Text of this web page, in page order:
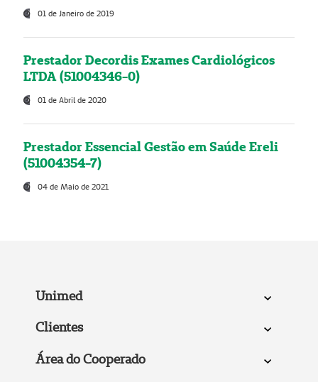
01 de Janeiro de 2019
Prestador Decordis Exames Cardiológicos
LTDA (51004346-0)
01 de Abril de 2020
Prestador Essencial Gestão em Saúde Ereli
(51004354-7)
04 de Maio de 2021
Unimed
Clientes
Área do Cooperado